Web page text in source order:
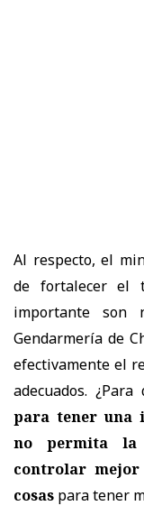
Al respecto, el
de fortalecer el
importante son
Gendarmería de
efectivamente el
adecuados. ¿Para
para tener una
no permita la
controlar
cosas para tener